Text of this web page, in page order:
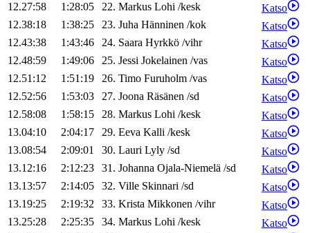
12.27:58
1:28:05 22. Markus Lohi /kesk
Katso
12.38:18
1:38:25 23. Juha Hänninen /kok
Katso
12.43:38
1:43:46 24. Saara Hyrkkö /vihr
Katso
12.48:59
1:49:06 25. Jessi Jokelainen /vas
Katso
12.51:12
1:51:19 26. Timo Furuholm /vas
Katso
12.52:56
1:53:03 27. Joona Räsänen /sd
Katso
12.58:08
1:58:15 28. Markus Lohi /kesk
Katso
13.04:10
2:04:17 29. Eeva Kalli /kesk
Katso
13.08:54
2:09:01 30. Lauri Lyly /sd
Katso
13.12:16
2:12:23 31. Johanna Ojala-Niemelä /sd
Katso
13.13:57
2:14:05 32. Ville Skinnari /sd
Katso
13.19:25
2:19:32 33. Krista Mikkonen /vihr
Katso
13.25:28
2:25:35 34. Markus Lohi /kesk
Katso